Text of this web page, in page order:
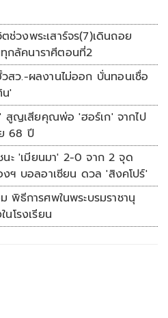
วงพระเสาร์จร(7)เดินถอย
กลัคนาราศีตอนที่2
สว.-ผลงานไม่ออก บั่นทอนเชื่อ
'
' สูญเสียคุณพ่อ 'ฮอร์เก' จากไป
68 ปี
นะ 'เมียนมา' 2-0 จาก 2 จุด
งฯ บอลอาเซียน ดวล 'สิงคโปร์'
พิธีการศพในพระบรมราชานุ
นโรงเรียน